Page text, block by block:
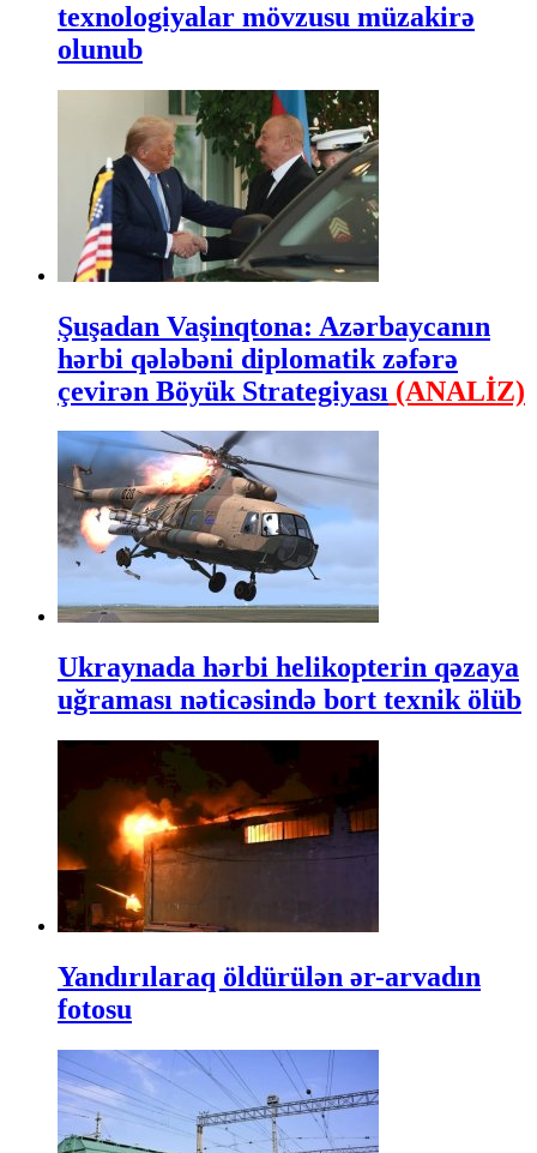
texnologiyalar mövzusu müzakirə
olunub
Şuşadan Vaşinqtona: Azərbaycanın
hərbi qələbəni diplomatik zəfərə
çevirən Böyük Strategiyası (ANALİZ)
Ukraynada hərbi helikopterin qəzaya
uğraması nəticəsində bort texnik ölüb
Yandırılaraq öldürülən ər-arvadın
fotosu